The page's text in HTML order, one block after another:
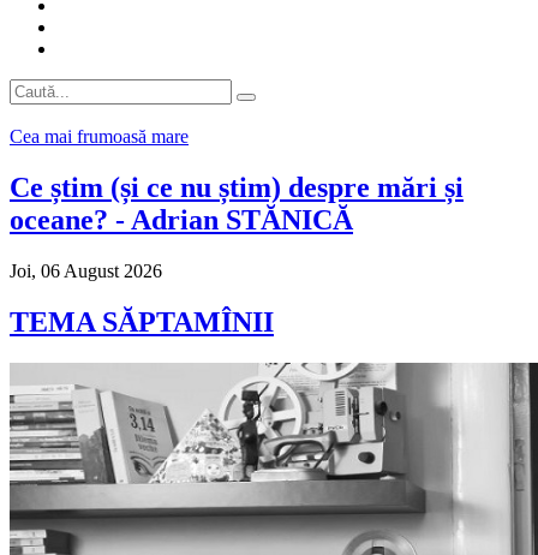
Cea mai frumoasă mare
Ce știm (și ce nu știm) despre mări și
oceane? - Adrian STĂNICĂ
Joi, 06 August 2026
TEMA SĂPTAMÎNII